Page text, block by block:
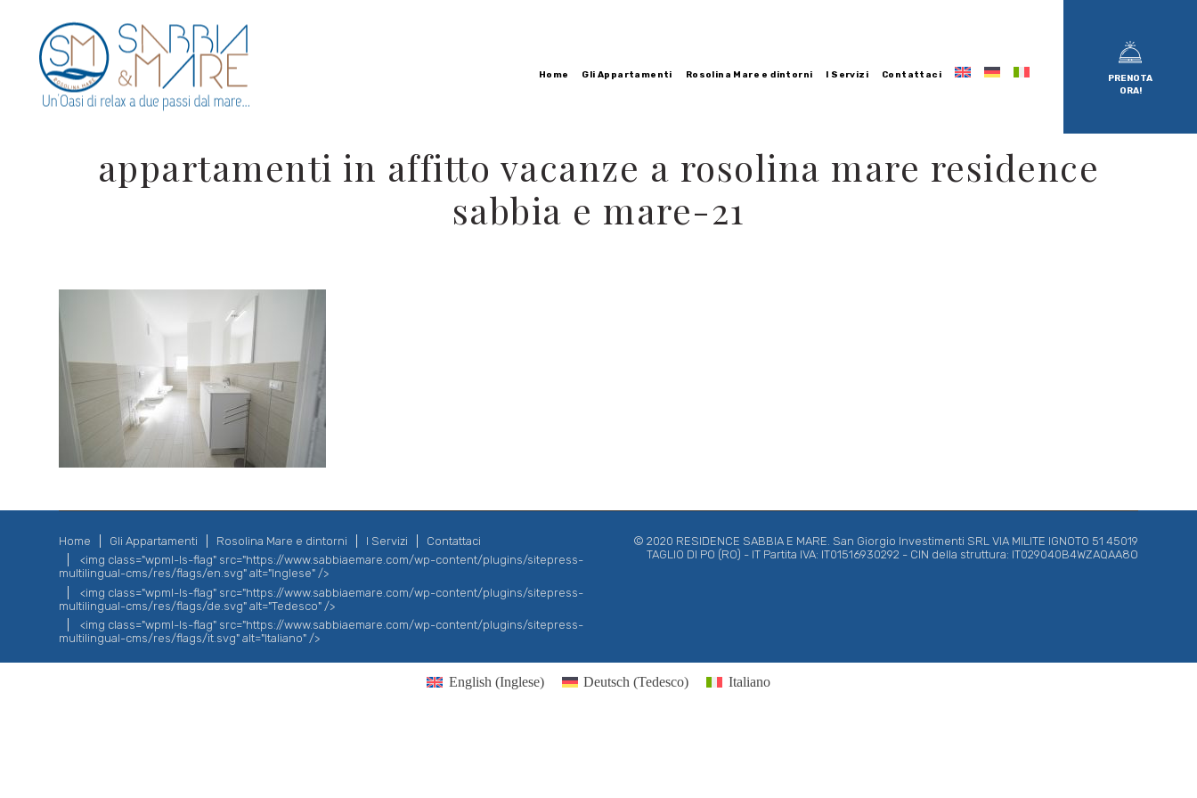
Home Gli Appartamenti Rosolina Mare e dintorni I Servizi Contattaci
PRENOTA
ORA!
appartamenti in affitto vacanze a rosolina mare residence
sabbia e mare-21
Home Gli Appartamenti Rosolina Mare e dintorni I Servizi
Contattaci
<img class="wpml-ls-flag" src="https://www.sabbiaemare.com/wp-content/plugins/sitepress-
multilingual-cms/res/flags/en.svg" alt="Inglese" />
<img class="wpml-ls-flag" src="https://www.sabbiaemare.com/wp-content/plugins/sitepress-
multilingual-cms/res/flags/de.svg" alt="Tedesco" />
<img class="wpml-ls-flag" src="https://www.sabbiaemare.com/wp-content/plugins/sitepress-
multilingual-cms/res/flags/it.svg" alt="Italiano" />
© 2020 RESIDENCE SABBIA E MARE. San Giorgio Investimenti SRL VIA MILITE IGNOTO 51 45019
TAGLIO DI PO (RO) - IT Partita IVA: IT01516930292 - CIN della struttura: IT029040B4WZAQAA8O
English (Inglese) Deutsch (Tedesco) Italiano